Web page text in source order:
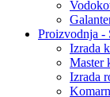
Proizvodnja -
Izrada
Master
Izrada